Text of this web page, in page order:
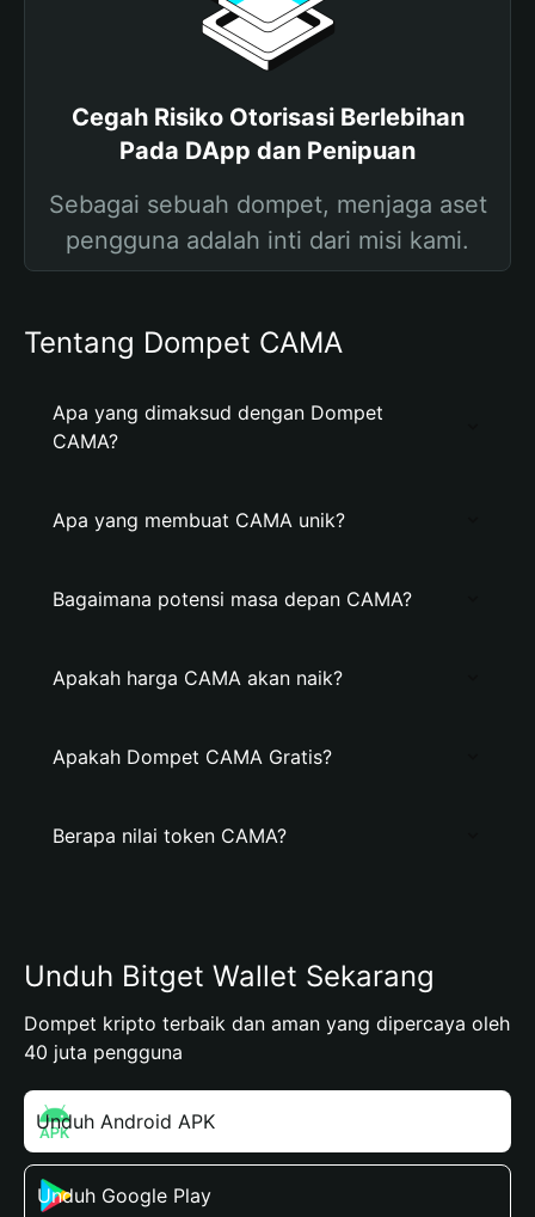
Cegah Risiko Otorisasi Berlebihan
Pada DApp dan Penipuan
Sebagai sebuah dompet, menjaga aset
pengguna adalah inti dari misi kami.
Tentang Dompet CAMA
Apa yang dimaksud dengan Dompet
CAMA?
Apa yang membuat CAMA unik?
Bagaimana potensi masa depan CAMA?
Apakah harga CAMA akan naik?
Apakah Dompet CAMA Gratis?
Berapa nilai token CAMA?
Unduh Bitget Wallet Sekarang
Dompet kripto terbaik dan aman yang dipercaya oleh
40 juta pengguna
Unduh Android APK
Unduh Google Play